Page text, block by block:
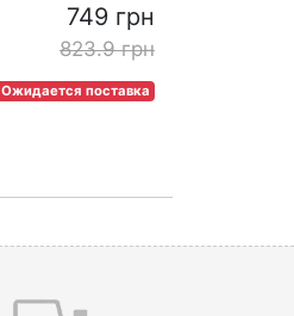
749 грн
823.9 грн
Ожидается поставка